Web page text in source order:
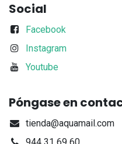
Social
Facebook
Instagram
Youtube
Póngase en
tienda@aquamail.com